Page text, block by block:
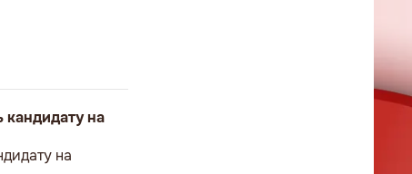
на
на